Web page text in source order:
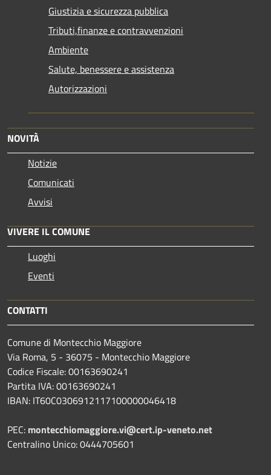
Giustizia e sicurezza pubblica
Tributi,finanze e contravvenzioni
Ambiente
Salute, benessere e assistenza
Autorizzazioni
NOVITÀ
Notizie
Comunicati
Avvisi
VIVERE IL COMUNE
Luoghi
Eventi
CONTATTI
Comune di Montecchio Maggiore
Via Roma, 5 - 36075 - Montecchio Maggiore
Codice Fiscale: 00163690241
Partita IVA: 00163690241
IBAN: IT60C0306912117100000046418
PEC: montecchiomaggiore.vi@cert.ip-veneto.net
Centralino Unico: 0444705601